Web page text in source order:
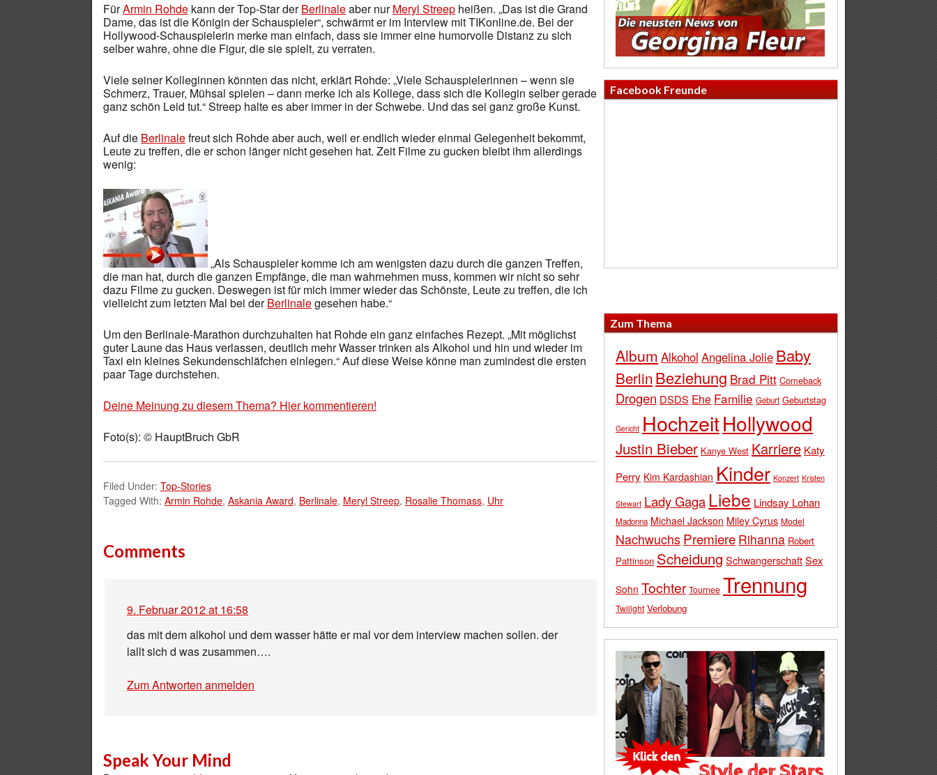
FürArmin Rohde kann der Top-Star derBerlinaleaber nurMeryl Streep heißen. „Das ist die Grand
Dame, das ist die Königin der Schauspieler“, schwärmt er im Interview mit TIKonline.de. Bei der
Hollywood-Schauspielerin merke man einfach, dass sie immer eine humorvolle Distanz zu sich
selber wahre, ohne die Figur, die sie spielt, zu verraten.
Viele seiner Kolleginnen könnten das nicht, erklärt Rohde: „Viele Schauspielerinnen – wenn sie
Schmerz, Trauer, Mühsal spielen – dann merke ich als Kollege, dass sich die Kollegin selber gerade
ganz schön Leid tut.“ Streep halte es aber immer in der Schwebe. Und das sei ganz große Kunst.
Auf die Berlinalefreut sich Rohde aber auch, weil er endlich wieder einmal Gelegenheit bekommt,
Leute zu treffen, die er schon länger nicht gesehen hat. Zeit Filme zu gucken bleibt ihm allerdings
wenig:
„Als Schauspieler komme ich am wenigsten dazu durch die ganzen Treffen,
die man hat, durch die ganzen Empfänge, die man wahrnehmen muss, kommen wir nicht so sehr
dazu Filme zu gucken. Deswegen ist für mich immer wieder das Schönste, Leute zu treffen, die ich
vielleicht zum letzten Mal bei derBerlinalegesehen habe.“
Um den Berlinale-Marathon durchzuhalten hat Rohde ein ganz einfaches Rezept. „Mit möglichst
guter Laune das Haus verlassen, deutlich mehr Wasser trinken als Alkohol und hin und wieder im
Taxi ein kleines Sekundenschläfchen einlegen.“ Auf diese Weise könne man zumindest die ersten
paar Tage durchstehen.
Deine Meinung zu diesem Thema? Hier kommentieren!
Foto(s): © HauptBruch GbR
Filed Under: Top-Stories
Tagged With: Armin Rohde, Askania Award, Berlinale, Meryl Streep, Rosalie Thomass, Uhr
Comments
9. Februar 2012 at 16:58
das mit dem alkohol und dem wasser hätte er mal vor dem interview machen sollen. der
lallt sich d was zusammen….
Zum Antworten anmelden
Speak Your Mind
Facebook Freunde
Zum Thema
Album Alkohol Angelina Jolie Baby
Berlin Beziehung Brad Pitt Comeback
Drogen DSDS Ehe Familie Geburt Geburtstag
Gericht HochzeitHollywood
Justin Bieber Kanye West Karriere Katy
Perry Kim Kardashian Kinder Konzert Kristen
Stewart Lady Gaga Liebe Lindsay Lohan
Madonna Michael Jackson Miley Cyrus Model
Nachwuchs Premiere Rihanna Robert
Pattinson Scheidung SchwangerschaftSex
Sohn Tochter Tournee Trennung
Twilight Verlobung